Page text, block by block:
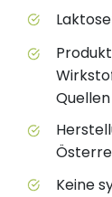
Quellen
Keine